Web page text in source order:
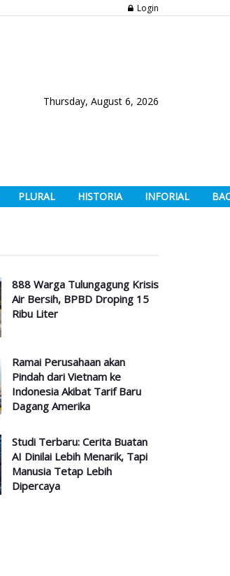
Login
Thursday, August 6, 2026
PLURAL HISTORIA INFORIAL
888 Warga Tulungagung Krisis
Air Bersih, BPBD Droping 15
Ribu Liter
Ramai Perusahaan akan
Pindah dari Vietnam ke
Indonesia Akibat Tarif Baru
Dagang Amerika
Studi Terbaru: Cerita Buatan
AI Dinilai Lebih Menarik, Tapi
Manusia Tetap Lebih
Dipercaya